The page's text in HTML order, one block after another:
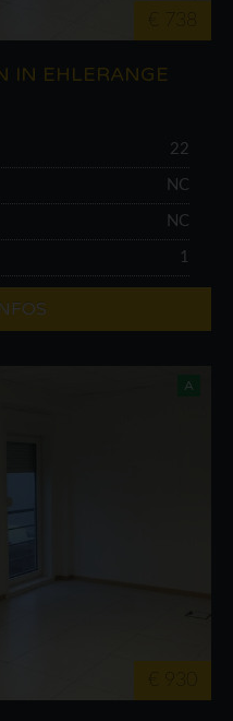
€ 738
IN EHLERANGE
22
NC
NC
1
A